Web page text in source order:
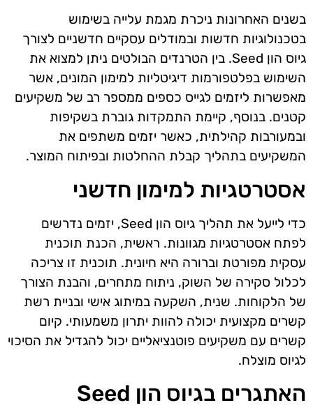
בשנים האחרונות ניכרת מגמת עלייה בשימוש
בטכנולוגיות חדשות ובמודלים עסקיים חדשניים לצורך
גיוס הון Seed. בין הטרנדים הבולטים ניתן למצוא את
השימוש בפלטפורמות דיגיטליות למימון המונים, אשר
מאפשרות ליזמים לגייס כספים ממספר רב של משקיעים
קטנים. בנוסף, קיימת התמקדות גוברת בשקיפות
ובמעורבות קהילתית, כאשר יזמים משתפים את
המשקיעים בתהליך קבלת ההחלטות ובפיתוח המוצר.
אסטרטגיות למימון חדשני
כדי לייעל את תהליך גיוס הון Seed, יזמים נדרשים
לפתח אסטרטגיות מגוונות. ראשית, הכנת תוכנית
עסקית מפורטת וברורה היא חיונית. תוכנית זו צריכה
לכלול סקירה של השוק, ניתוח מתחרים, והבנת הצורך
של הלקוחות. שנית, השקעה במיתוג אישי ובניית רשת
קשרים מקצועית יכולה להוות יתרון משמעותי. קיום
קשרים עם משקיעים פוטנציאליים יכול להגדיל את הסיכוי
לגיוס מוצלח.
האתגרים בגיוס הון Seed